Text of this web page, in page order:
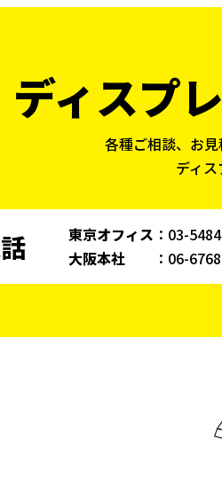
ディスプ
各種ご相談、お
ディ
東京オフィス ： 03-
大阪本社
： 06-